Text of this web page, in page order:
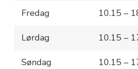
Fredag 10.15 –
Lørdag 10.15 –
Søndag 10.15 –